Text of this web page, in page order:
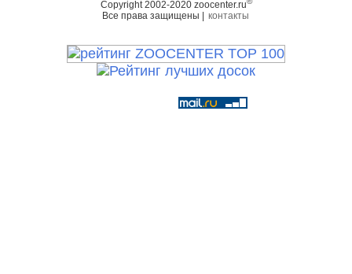
Copyright 2002-2020 zoocenter.ru
Все права защищены | контакты